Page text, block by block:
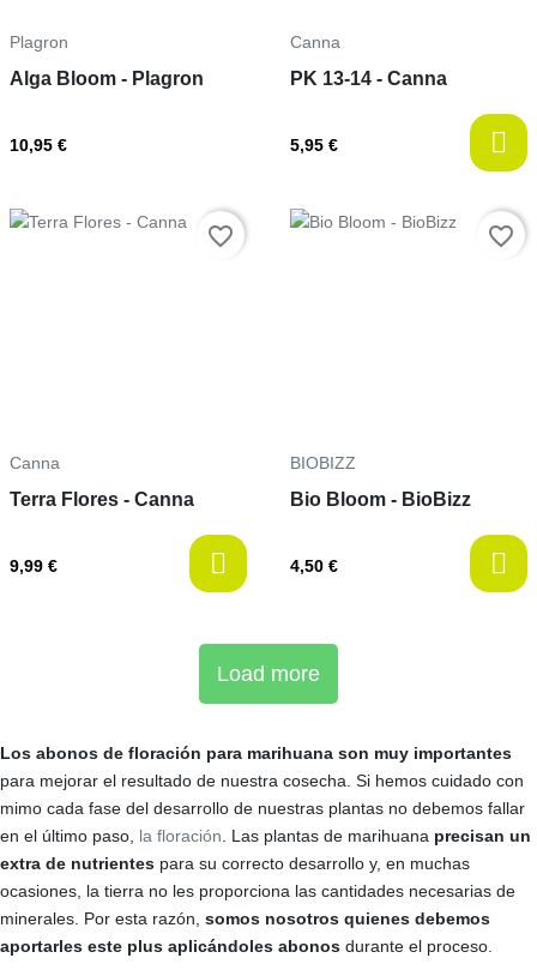
Plagron
Alga Bloom - Plagron
10,95 €
Canna
PK 13-14 - Canna
5,95 €
Prix
Canna
Terra Flores - Canna
9,99 €
favorite_border Prix
BIOBIZZ
Bio Bloom - BioBizz
4,50 €
favorite_border
Load more
Los abonos de floración para marihuana son muy importantes
para mejorar el resultado de nuestra cosecha. Si hemos cuidado con
mimo cada fase del desarrollo de nuestras plantas no debemos fallar
en el último paso, la floración . Las plantas de marihuana precisan un
extra de nutrientes para su correcto desarrollo y, en muchas
ocasiones, la tierra no les proporciona las cantidades necesarias de
minerales. Por esta razón, somos nosotros quienes debemos
aportarles este plus aplicándoles abonos durante el proceso.